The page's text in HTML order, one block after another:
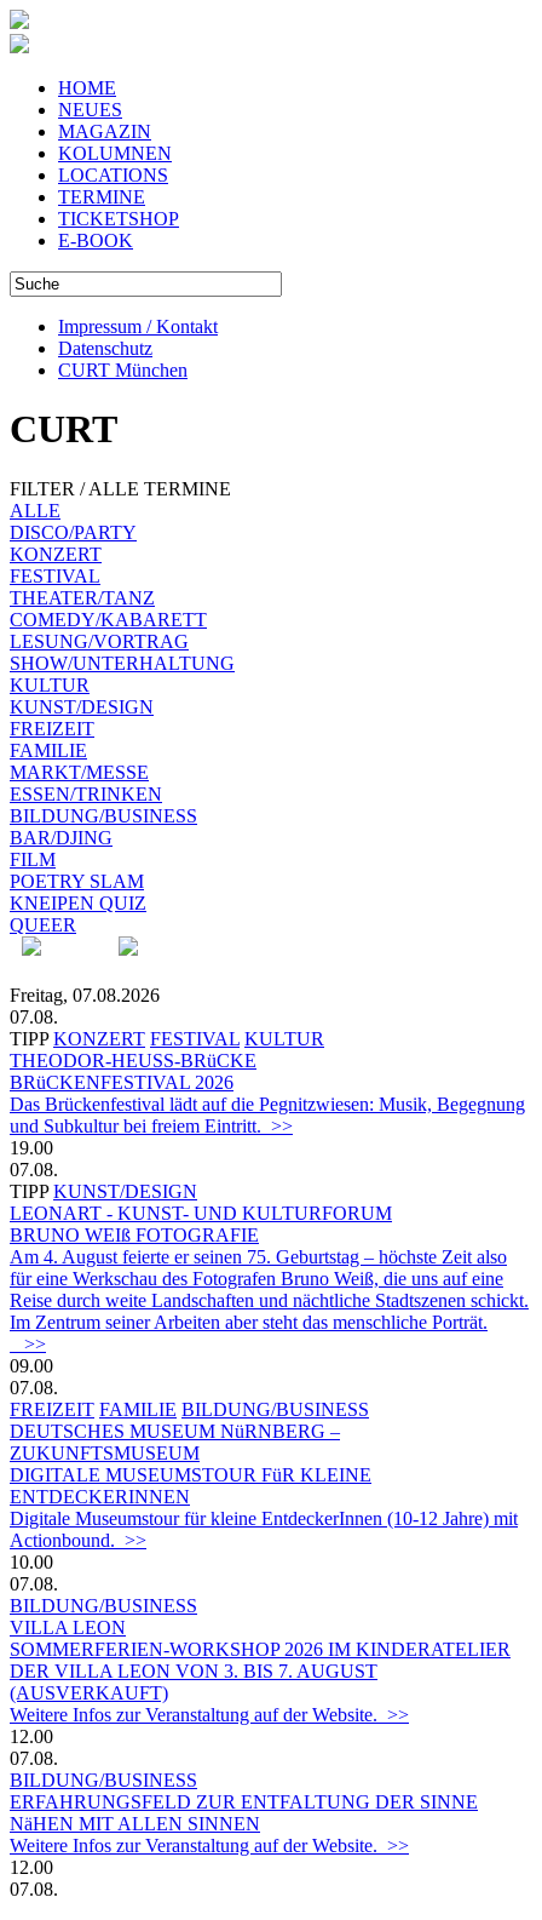
HOME
NEUES
MAGAZIN
KOLUMNEN
LOCATIONS
TERMINE
TICKETSHOP
E-BOOK
Impressum / Kontakt
Datenschutz
CURT München
CURT
FILTER / ALLE TERMINE
ALLE
DISCO/PARTY
KONZERT
FESTIVAL
THEATER/TANZ
COMEDY/KABARETT
LESUNG/VORTRAG
SHOW/UNTERHALTUNG
KULTUR
KUNST/DESIGN
FREIZEIT
FAMILIE
MARKT/MESSE
ESSEN/TRINKEN
BILDUNG/BUSINESS
BAR/DJING
FILM
POETRY SLAM
KNEIPEN QUIZ
QUEER
Freitag, 07.08.2026
07.08.
TIPP KONZERT FESTIVAL KULTUR
THEODOR-HEUSS-BRüCKE
BRüCKENFESTIVAL 2026
Das Brückenfestival lädt auf die Pegnitzwiesen: Musik, Begegnung
und Subkultur bei freiem Eintritt. >>
19.00
07.08.
TIPP KUNST/DESIGN
LEONART - KUNST- UND KULTURFORUM
BRUNO WEIß FOTOGRAFIE
Am 4. August feierte er seinen 75. Geburtstag – höchste Zeit also
für eine Werkschau des Fotografen Bruno Weiß, die uns auf eine
Reise durch weite Landschaften und nächtliche Stadtszenen schickt.
Im Zentrum seiner Arbeiten aber steht das menschliche Porträt.
>>
09.00
07.08.
FREIZEIT FAMILIE BILDUNG/BUSINESS
DEUTSCHES MUSEUM NüRNBERG –
ZUKUNFTSMUSEUM
DIGITALE MUSEUMSTOUR FüR KLEINE
ENTDECKERINNEN
Digitale Museumstour für kleine EntdeckerInnen (10-12 Jahre) mit
Actionbound. >>
10.00
07.08.
BILDUNG/BUSINESS
VILLA LEON
SOMMERFERIEN-WORKSHOP 2026 IM KINDERATELIER
DER VILLA LEON VON 3. BIS 7. AUGUST
(AUSVERKAUFT)
Weitere Infos zur Veranstaltung auf der Website. >>
12.00
07.08.
BILDUNG/BUSINESS
ERFAHRUNGSFELD ZUR ENTFALTUNG DER SINNE
NäHEN MIT ALLEN SINNEN
Weitere Infos zur Veranstaltung auf der Website. >>
12.00
07.08.